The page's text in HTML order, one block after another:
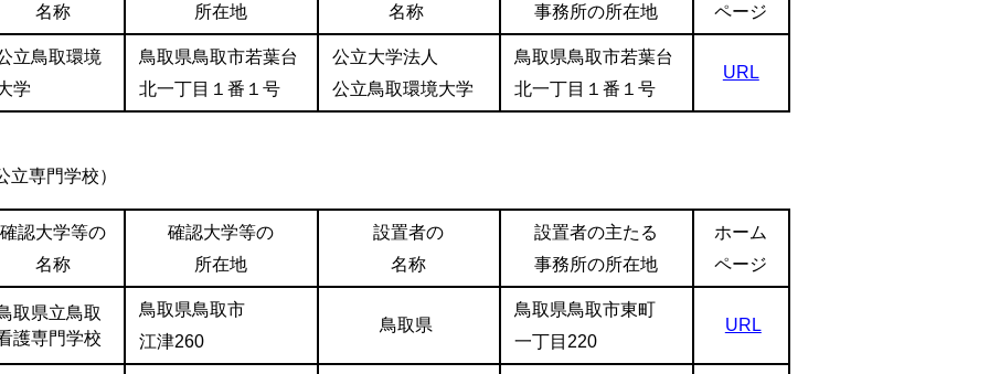
名称
所在地
名称
事務所の所在地
ページ
立鳥取環境
学
鳥取県鳥取市若葉台
北一丁目１番１号
公立大学法人
公立鳥取環境大学
鳥取県鳥取市若葉台
北一丁目１番１号
URL
立専門学校）
確認大学等の
名称
確認大学等の
所在地
設置者の
名称
設置者の主たる
事務所の所在地
ホーム
ページ
取県立鳥取
護専門学校
鳥取県鳥取市
江津260
鳥取県
鳥取県鳥取市東町
一丁目220
URL